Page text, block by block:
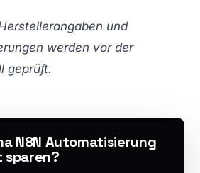
und
werden vor der
geprüft.
N8N Automatisierung
sparen?